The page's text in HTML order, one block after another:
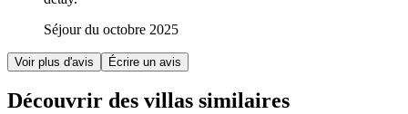
Séjour du octobre 2025
Voir plus d'avis Écrire un avis
Découvrir des villas similaires